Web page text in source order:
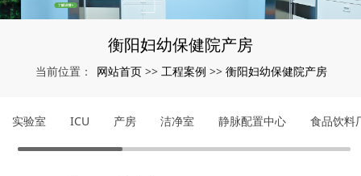
衡阳妇幼保健院产房
当前位置： 网站首页 >> 工程案例 >> 衡阳妇幼保健院产房
实验室 ICU 产房 洁净室 静脉配置中心 食品饮料